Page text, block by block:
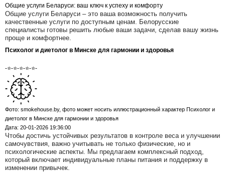
Общие услуги Беларуси: ваш ключ к успеху и комфорту
Общие услуги Беларуси – это ваша возможность получить
качественные услуги по доступным ценам. Белорусские
специалисты готовы решить любые ваши задачи, сделав вашу жизнь
проще и комфортнее.
Психолог и диетолог в Минске для гармонии и здоровья
-⭐-⭐-⭐-⭐-⭐-
Фото: smokehouse.by, фото может носить иллюстрационный характер Психолог и
диетолог в Минске для гармонии и здоровья
Дата: 20-01-2026 19:36:00
Чтобы достичь устойчивых результатов в контроле веса и улучшении
самочувствия, важно учитывать не только физические, но и
психологические аспекты. Мы предлагаем комплексный подход,
который включает индивидуальные планы питания и поддержку в
изменении привычек.